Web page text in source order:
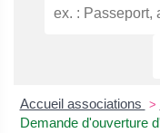
Accueil associations >
Demande d'ouverture